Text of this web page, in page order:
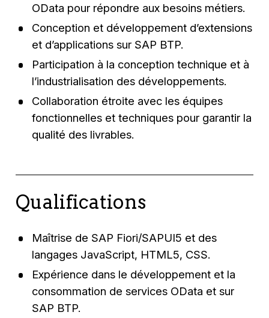
OData pour répondre aux besoins métiers.
Conception et développement d’extensions
et d’applications sur SAP BTP.
Participation à la conception technique et à
l’industrialisation des développements.
Collaboration étroite avec les équipes
fonctionnelles et techniques pour garantir la
qualité des livrables.
Qualifications
Maîtrise de SAP Fiori/SAPUI5 et des
langages JavaScript, HTML5, CSS.
Expérience dans le développement et la
consommation de services OData et sur
SAP BTP.